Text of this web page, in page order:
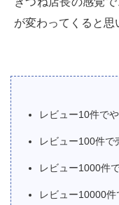
が変わってくると思
レビュー10件で
レビュー100件で
レビュー1000件
レビュー10000件